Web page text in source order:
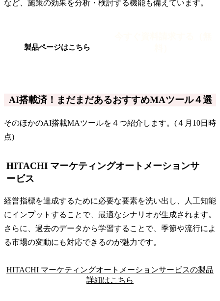
など、施策の効果を分析・検討する機能も備えています。
製品ページはこちら
AI搭載済！まだまだあるおすすめMAツール４選
そのほかのAI搭載MAツールを４つ紹介します。(４月10日時
点)
HITACHI マーケティングオートメーションサ
ービス
経営指標を達成するために必要な要素を洗い出し、人工知能
にインプットすることで、最適なシナリオが生成されます。
さらに、過去のデータから学習することで、季節や流行によ
る市場の変動にも対応できるのが魅力です。
HITACHI マーケティングオートメーションサービスの製品
詳細はこちら